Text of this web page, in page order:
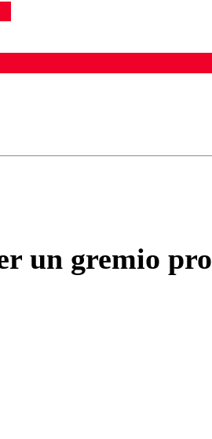
un gremio